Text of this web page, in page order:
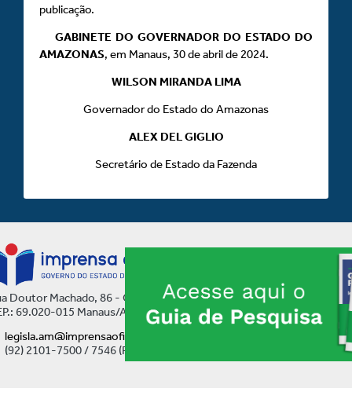
publicação.
GABINETE DO GOVERNADOR DO ESTADO DO
AMAZONAS, em Manaus, 30 de abril de 2024.
WILSON MIRANDA LIMA
Governador do Estado do Amazonas
ALEX DEL GIGLIO
Secretário de Estado da Fazenda
Doutor Machado, 86 - Centro
69.020-015 Manaus/AM
legisla.am@imprensaoficial.am.gov.br
(92) 2101-7500 / 7546 (Ramal)